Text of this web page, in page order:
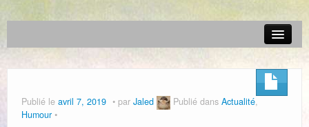
Actualité
Jeux de plateau
Publié le avril 7, 2019 par Jaled Publié dans Actualité,
Humour